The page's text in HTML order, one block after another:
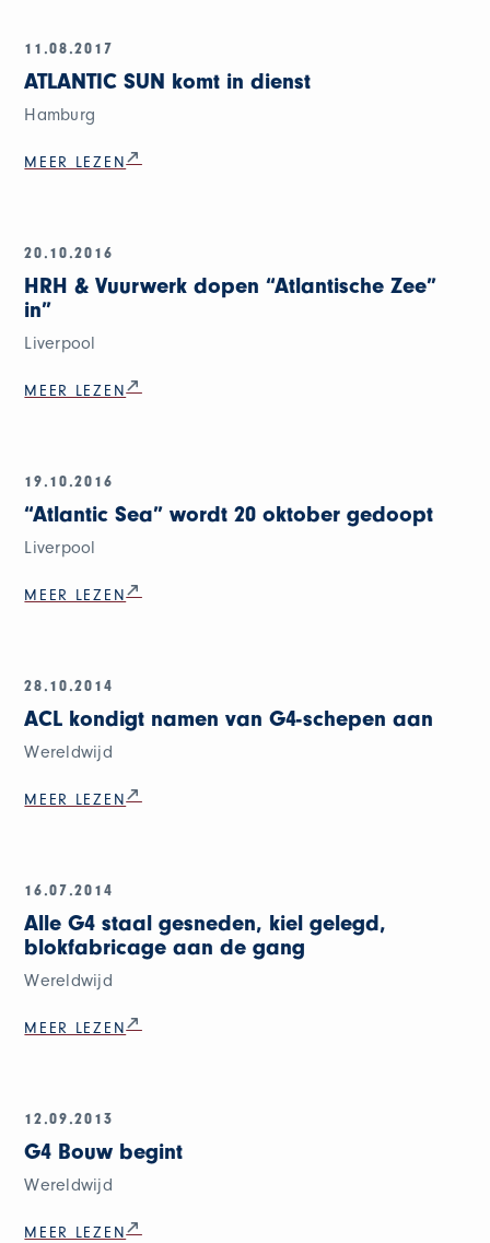
11.08.2017
ATLANTIC SUN komt in dienst
Hamburg
MEER LEZEN
20.10.2016
HRH & Vuurwerk dopen “Atlantische Zee”
in”
Liverpool
MEER LEZEN
19.10.2016
“Atlantic Sea” wordt 20 oktober gedoopt
Liverpool
MEER LEZEN
28.10.2014
ACL kondigt namen van G4-schepen aan
Wereldwijd
MEER LEZEN
16.07.2014
Alle G4 staal gesneden, kiel gelegd,
blokfabricage aan de gang
Wereldwijd
MEER LEZEN
12.09.2013
G4 Bouw begint
Wereldwijd
MEER LEZEN